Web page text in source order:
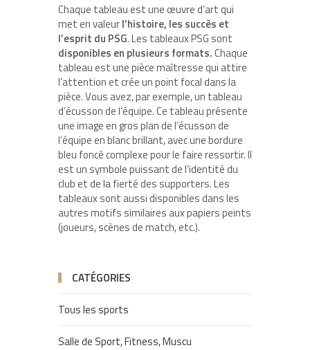
Chaque tableau est une œuvre d’art qui
met en valeurl’histoire, les succès et
l’esprit du PSG. Les tableaux PSG sont
disponibles en plusieurs formats.Chaque
tableau est une pièce maîtresse qui attire
l’attention et crée un point focal dans la
pièce. Vous avez, par exemple, un tableau
d’écusson de l’équipe. Ce tableau présente
une image en gros plan de l’écusson de
l’équipe en blanc brillant, avec une bordure
bleu foncé complexe pour le faire ressortir. Il
est un symbole puissant de l’identité du
club et de la fierté des supporters. Les
tableaux sont aussi disponibles dans les
autres motifs similaires aux papiers peints
(joueurs, scènes de match, etc.).
CATÉGORIES
Tous les sports
Salle de Sport, Fitness, Muscu